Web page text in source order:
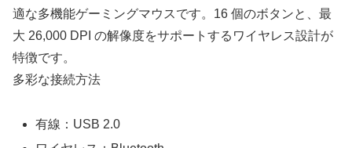
適な多機能ゲーミングマウスです。16 個のボタンと、最
大 26,000 DPI の解像度をサポートするワイヤレス設計が
特徴です。
多彩な接続方法
有線：USB 2.0